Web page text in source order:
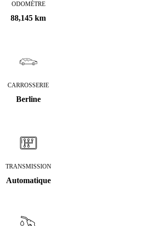
ODOMÈTRE
88,145 km
CARROSSERIE
Berline
TRANSMISSION
Automatique